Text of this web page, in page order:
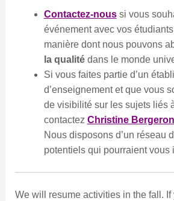
Contactez-noussi vous
événement avec vos
manière dont nous pouvons
la qualitédans le monde
Si vous faites partie d’un
d’enseignement et que vous
de visibilité sur les sujets liés
contactez Christine Bergeron
Nous disposons d’un réseau
potentiels qui pourraient vous
We will resume activities in the fall.